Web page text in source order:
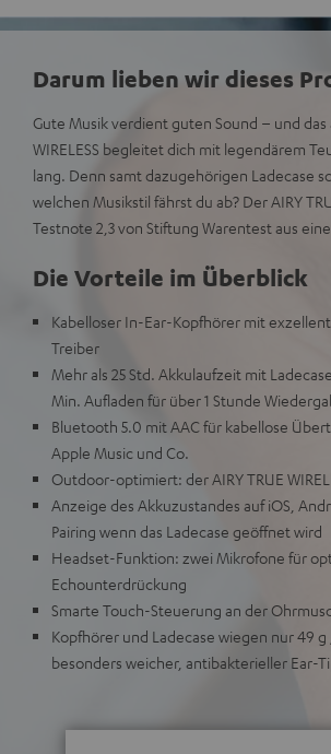
Darum lieben wir dieses
Gute Musik verdient guten Sound – und
WIRELESS begleitet dich mit legendärem
lang. Denn samt dazugehörigen Ladecase
welchen Musikstil fährst du ab? Der AIRY
Testnote 2,3 von Stiftung Warentest aus
Die Vorteile im Überblick
Kabelloser In-Ear-Kopfhörer mit
Treiber
Mehr als 25 Std. Akkulaufzeit mit
Min. Aufladen für über 1 Stunde
Bluetooth 5.0 mit AAC für kabellose
Apple Music und Co.
Outdoor-optimiert: der AIRY TRUE
Anzeige des Akkuzustandes auf iOS,
Pairing wenn das Ladecase geöffnet wird
Headset-Funktion: zwei Mikrofone für
Echounterdrückung
Smarte Touch-Steuerung an der
Kopfhörer und Ladecase wiegen nur 49
besonders weicher, antibakterieller Ear-